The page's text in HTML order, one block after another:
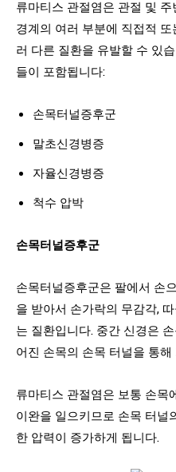
류마티스 관절염은 관절 및
경계의 여러 부분에 직접적
러 다른 질환을 유발할 수 있
들이 포함됩니다:
손목터널증후군
말초신경병증
자율신경병증
척수 압박
손목터널증후군
손목터널증후군은 팔에서 손
을 받아서 손가락의 무감각,
는 질환입니다. 중간 신경은
어진 손목의 손목 터널을 통해
류마티스 관절염은 보통 손목
이완을 일으키므로 손목 터널
한 압력이 증가하게 됩니다.